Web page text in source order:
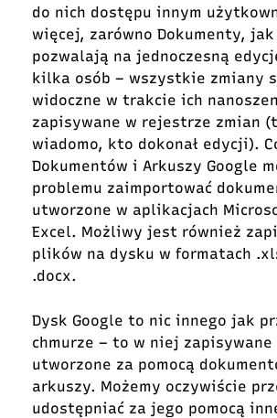
do nich dostępu innym
więcej, zarówno Dokumenty, jak
pozwalają na jednoczesną
kilka osób – wszystkie zmiany
widoczne w trakcie ich
zapisywane w rejestrze zmian
wiadomo, kto dokonał edycji).
Dokumentów i Arkuszy Google
problemu zaimportować
utworzone w aplikacjach
Excel. Możliwy jest również
plików na dysku w formatach
.docx.
Dysk Google to nic innego jak
chmurze – to w niej
utworzone za pomocą
arkuszy. Możemy oczywiście
udostępniać za jego pomocą